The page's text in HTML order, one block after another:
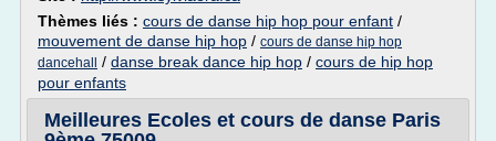
Thèmes liés : cours de danse hip hop pour enfant /
mouvement de danse hip hop / cours de danse hip hop
dancehall
/ danse break dance hip hop / cours de hip hop
pour enfants
Meilleures Ecoles et cours de danse Paris